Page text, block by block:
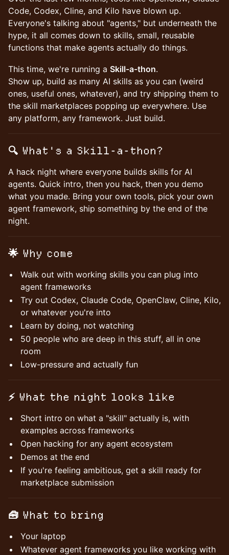
Code, Codex, Cline, and Kilo have blown up.
Everyone's talking about "agents," but underneath the
hype, it all comes down to skills, small, reusable
functions that make agents actually do things.
This time, we're running a Skill-a-thon.
Show up, build as many AI skills as you can (weird
ones, useful ones, whatever), and try shipping them to
the skill marketplaces popping up everywhere. Use
any platform, any framework. Just build.
🔍 What's a Skill-a-thon?
A hack night where everyone builds skills for AI
agents. Quick intro, then you hack, then you demo
what you made. Bring your own tools, pick your own
agent framework, ship something by the end of the
night.
🌟 Why come
Walk out with working skills you can plug into
agent frameworks
Try out Codex, Claude Code, OpenClaw, Cline, Kilo,
or whatever you're into
Learn by doing, not watching
50 people who are deep in this stuff, all in one
room
Low-pressure and actually fun
⚡ What the night looks like
Short intro on what a "skill" actually is, with
examples across frameworks
Open hacking for any agent ecosystem
Demos at the end
If you're feeling ambitious, get a skill ready for
marketplace submission
🧰 What to bring
Your laptop
Whatever agent frameworks you like working with